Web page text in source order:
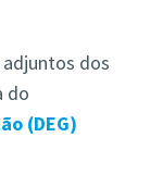
dos
do
(DEG)